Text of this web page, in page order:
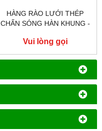
HÀNG RÀO LƯỚI THÉP
CHẤN SÓNG HÀN KHUNG -
Vui lòng gọi